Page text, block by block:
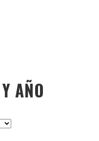
AÑO